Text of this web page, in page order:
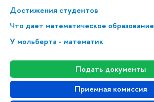
Достижения студентов
Что дает математическое образование
У мольберта - математик
Подать документы
Приемная комиссия